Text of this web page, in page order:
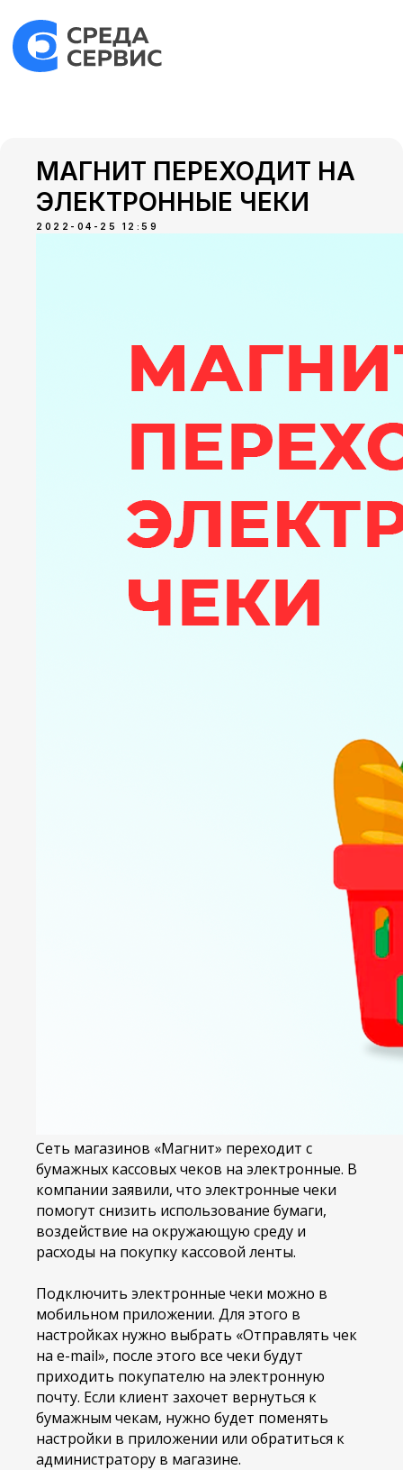
МАГНИТ ПЕРЕХОДИТ НА
ЭЛЕКТРОННЫЕ ЧЕКИ
2022-04-25 12:59
Сеть магазинов «Магнит» переходит с
бумажных кассовых чеков на электронные. В
компании заявили, что электронные чеки
помогут снизить использование бумаги,
воздействие на окружающую среду и
расходы на покупку кассовой ленты.
Подключить электронные чеки можно в
мобильном приложении. Для этого в
настройках нужно выбрать «Отправлять чек
на e-mail», после этого все чеки будут
приходить покупателю на электронную
почту. Если клиент захочет вернуться к
бумажным чекам, нужно будет поменять
настройки в приложении или обратиться к
администратору в магазине.
© 2025 ООО "СредаСервис"
Контакты
Сервисный центр
Техподдержка
Оплата и доставка
Услуги
Каталог
Меню